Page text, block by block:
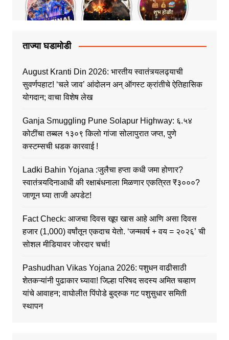
ताज्या घडामोडी
August Kranti Din 2026: भारतीय स्वातंत्र्यलढ्याची
सुवर्णपहाट! ‘चले जाव’ आंदोलन अन् ऑगस्ट क्रांतीचे ऐतिहासिक
योगदान; वाचा विशेष लेख
Ganja Smuggling Pune Solapur Highway: ६.५४
कोटींचा तब्बल १३०९ किलो गांजा सोलापुरात जप्त, पुणे
कस्टम्सची धडक कारवाई !
Ladki Bahin Yojana :जुलैचा हप्ता कधी जमा होणार?
स्वातंत्र्यदिनाआधी की रक्षाबंधनाला मिळणार एकत्रित ₹३०००?
जाणून घ्या ताजी अपडेट!
Fact Check: आजचा दिवस खूप खास आहे आणि असा दिवस
हजार (1,000) वर्षांतून एकदाच येतो. ‘जन्मवर्ष + वय = २०२६’ ची
सोशल मीडियावर जोरदार चर्चा!
Pashudhan Vikas Yojana 2026: पशुधन वाढीसाठी
शेतकऱ्यांनी पुढाकार घ्यावा! जिल्हा परिषद सदस्य अमित चव्हाण
यांचे आवाहन; वाघोलीत पिंपोडे बुद्रुक गट पशुसुधार समिती
स्थापन